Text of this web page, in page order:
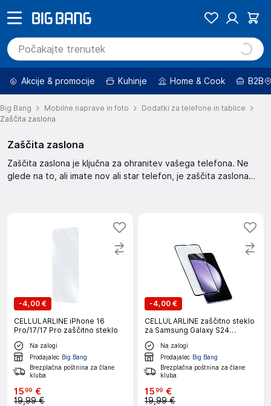
Akcije & promocije Kuhinje Home & Cook B2B
Big Bang Mobilne naprave in foto
Dodatki za telefone in tablice
Zaščita zaslona
Zaščita zaslona
Zaščita zaslona je ključna za ohranitev vašega telefona. Ne
glede na to, ali imate nov ali star telefon, je zaščita zaslona
-4,00 €
CELLULARLINE iPhone 16
Pro/17/17 Pro zaščitno steklo
Na zalogi
Prodajalec Big Bang
Brezplačna poštnina za člane
kluba
1599 €
19,99 €
-4,00 €
CELLULARLINE zaščitno steklo
za Samsung Galaxy S24
FE/A36/A56
Na zalogi
Prodajalec Big Bang
Brezplačna poštnina za člane
kluba
1599 €
19,99 €